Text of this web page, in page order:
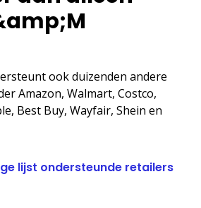
ook duizenden andere
Amazon, Walmart, Costco,
Best Buy, Wayfair, Shein en
lijst ondersteunde retailers